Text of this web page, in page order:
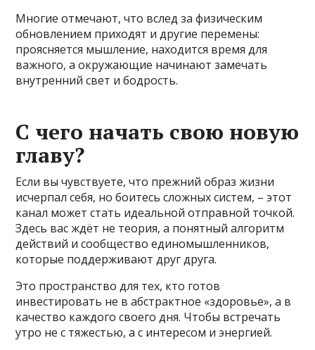
Многие отмечают, что вслед за физическим
обновлением приходят и другие перемены:
проясняется мышление, находится время для
важного, а окружающие начинают замечать
внутренний свет и бодрость.
С чего начать свою новую
главу?
Если вы чувствуете, что прежний образ жизни
исчерпал себя, но боитесь сложных систем, – этот
канал может стать идеальной отправной точкой.
Здесь вас ждёт не теория, а понятный алгоритм
действий и сообщество единомышленников,
которые поддерживают друг друга.
Это пространство для тех, кто готов
инвестировать не в абстрактное «здоровье», а в
качество каждого своего дня. Чтобы встречать
утро не с тяжестью, а с интересом и энергией.